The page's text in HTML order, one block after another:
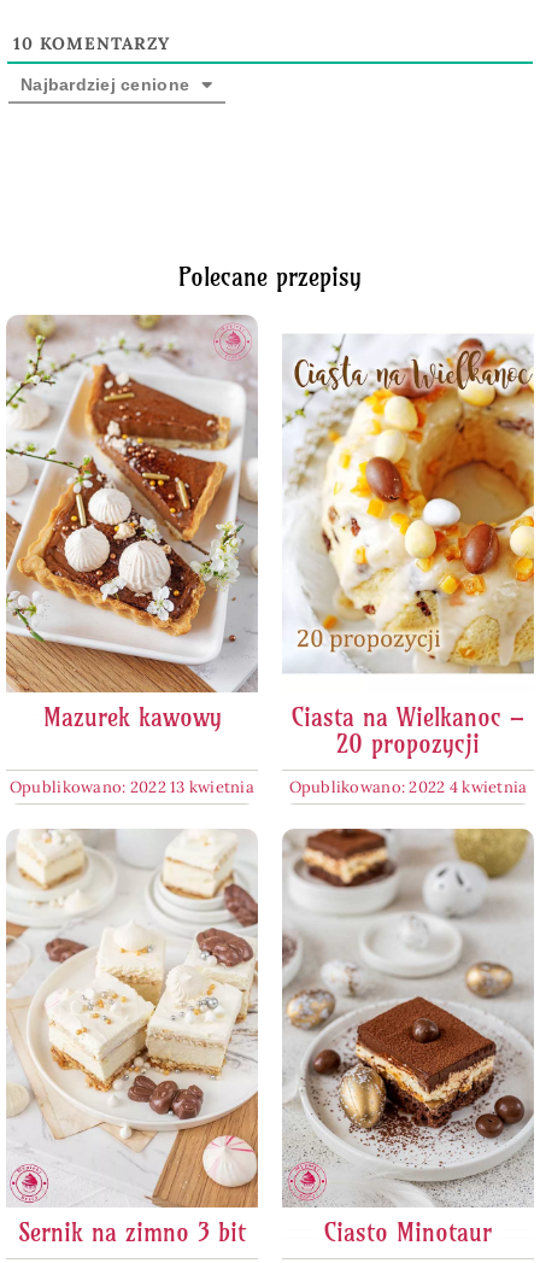
10 KOMENTARZY
Najbardziej cenione
Polecane przepisy
Mazurek kawowy
Opublikowano: 2022 13 kwietnia
Ciasta na Wielkanoc –
20 propozycji
Opublikowano: 2022 4 kwietnia
Sernik na zimno 3 bit Ciasto Minotaur